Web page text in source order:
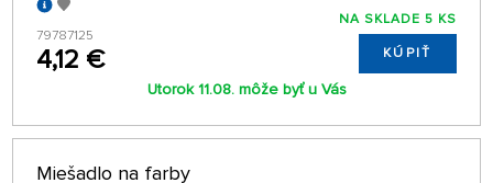
79787125
4,12 €
NA SKLADE 5 KS
KÚPIŤ
Utorok 11.08. môže byť u Vás
Miešadlo na farby